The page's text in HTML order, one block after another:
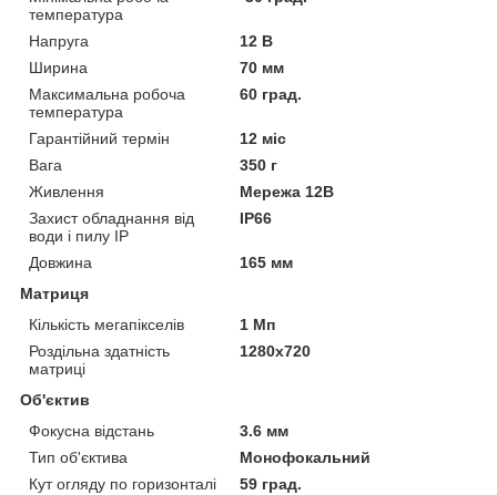
температура
Напруга
12 В
Ширина
70 мм
Максимальна робоча
температура
60 град.
Гарантійний термін
12 міс
Вага
350 г
Живлення
Мережа 12В
Захист обладнання від
води і пилу IP
IP66
Довжина
165 мм
Матриця
Кількість мегапікселів
1 Мп
Роздільна здатність
матриці
1280x720
Об'єктив
Фокусна відстань
3.6 мм
Тип об'єктива
Монофокальний
Кут огляду по горизонталі
59 град.